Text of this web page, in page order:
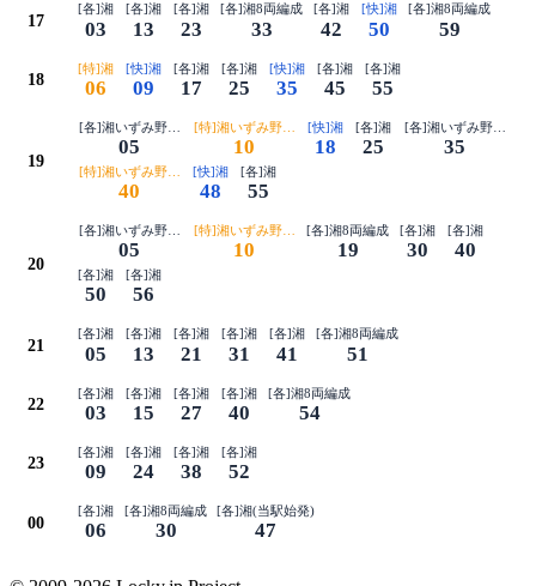
17
[各]湘
03
[各]湘
13
[各]湘
23
[各]湘8両編成
33
[各]湘
42
[快]湘
50
[各]湘8両編成
59
18
[特]湘
06
[快]湘
09
[各]湘
17
[各]湘
25
[快]湘
35
[各]湘
45
[各]湘
55
19
[各]湘いずみ野で特急に接続8両編成
05
[特]湘いずみ野で各停に接続
10
[快]湘
18
[各]湘
25
[各]湘いずみ野で特急
35
[特]湘いずみ野で各停に接続
40
[快]湘
48
[各]湘
55
20
[各]湘いずみ野で特急に接続8両編成
05
[特]湘いずみ野で各停に接続
10
[各]湘8両編成
19
[各]湘
30
[各]湘
40
[各]湘
50
[各]湘
56
21
[各]湘
05
[各]湘
13
[各]湘
21
[各]湘
31
[各]湘
41
[各]湘8両編成
51
22
[各]湘
03
[各]湘
15
[各]湘
27
[各]湘
40
[各]湘8両編成
54
23
[各]湘
09
[各]湘
24
[各]湘
38
[各]湘
52
00
[各]湘
06
[各]湘8両編成
30
[各]湘(当駅始発)
47